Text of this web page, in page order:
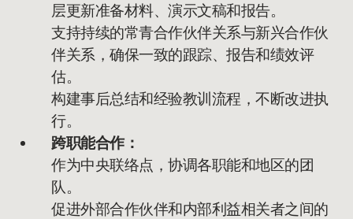
层更新准备材料、演示文稿和报告。
支持持续的常青合作伙伴关系与新兴合作伙
伴关系，确保一致的跟踪、报告和绩效评
估。
构建事后总结和经验教训流程，不断改进执
行。
跨职能合作：
作为中央联络点，协调各职能和地区的团
队。
促进外部合作伙伴和内部利益相关者之间的